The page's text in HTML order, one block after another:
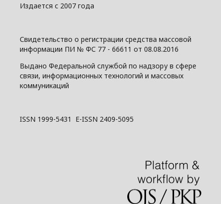
Издается с 2007 года
Свидетельство о регистрации средства массовой
информации ПИ № ФС 77 - 66611 от 08.08.2016
Выдано Федеральной службой по надзору в сфере
связи, информационных технологий и массовых
коммуникаций
ISSN 1999-5431 E-ISSN 2409-5095